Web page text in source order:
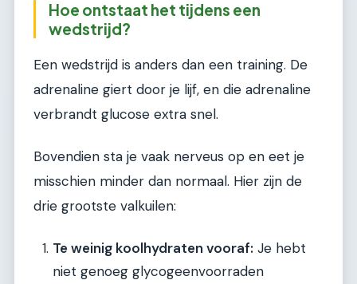
Hoe ontstaat het tijdens een
wedstrijd?
Een wedstrijd is anders dan een training. De
adrenaline giert door je lijf, en die adrenaline
verbrandt glucose extra snel.
Bovendien sta je vaak nerveus op en eet je
misschien minder dan normaal. Hier zijn de
drie grootste valkuilen:
Te weinig koolhydraten vooraf: Je hebt
niet genoeg glycogeenvoorraden